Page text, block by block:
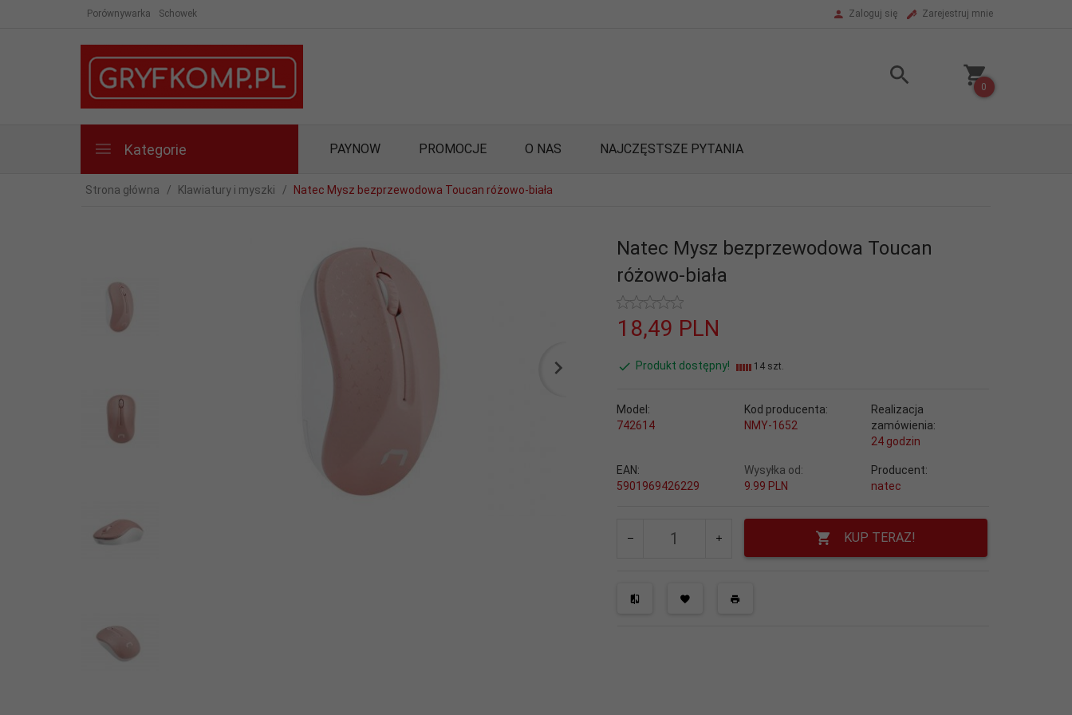
Porównywarka Schowek Zaloguj się Zarejestruj mnie
0
Kategorie PAYNOW PROMOCJE O NAS NAJCZĘSTSZE PYTANIA
Strona główna Klawiatury i myszki Natec Mysz bezprzewodowa Toucan różowo-biała
Natec Mysz bezprzewodowa Toucan
różowo-biała
18,49 PLN
Produkt dostępny! 14 szt.
Model:
742614
Kod producenta:
NMY-1652
Realizacja
zamówienia:
24 godzin
EAN:
5901969426229
Wysyłka od:
9.99 PLN
Producent:
natec
KUP TERAZ!